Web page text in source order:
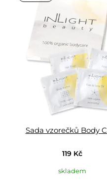
Sada vzorečků Body
119 Kč
skladem